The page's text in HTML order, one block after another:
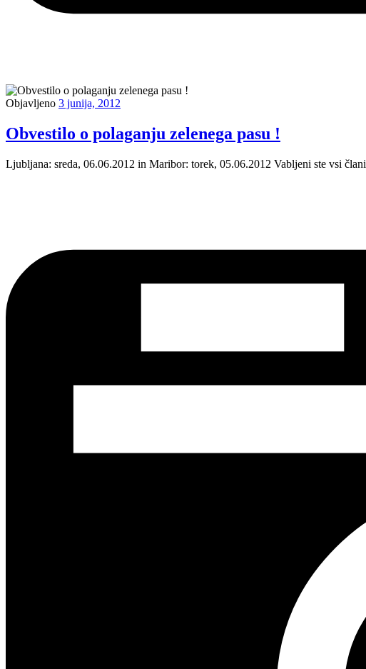
Objavljeno 3 junija, 2012
Obvestilo o polaganju zelenega pasu !
Ljubljana: sreda, 06.06.2012 in Maribor: torek, 05.06.2012 Vabljeni ste vsi